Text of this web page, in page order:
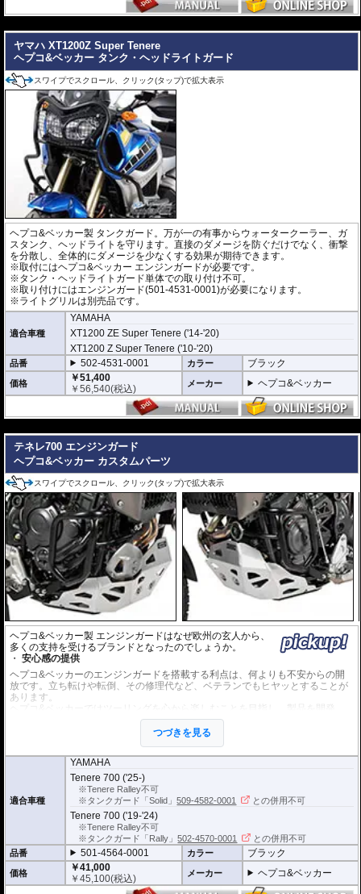
また多点支持や、パイプのつなぎ方も差し込みタイプとすることで、充分な強
これらのこだわりを元に、各所にツーリングライフの向上に貢献できるよう工
夫が施されています。
※オプションにエンジンガード/タンクガード バッグがあります。
ヤマハ XT1200Z Super Tenere
ヘプコ&ベッカー タンク・ヘッドライトガード
スワイプでスクロール、クリック(タップ)で拡大表示
ヘプコ&ベッカー製 タンクガード。万が一の有事からウォータークーラー、ガ
スタンク、ヘッドライトを守ります。直接のダメージを防ぐだけでなく、衝撃
を分散し、全体的にダメージを少なくする効果が期待できます。
※取付にはヘプコ&ベッカー エンジンガードが必要です。
※タンク・ヘッドライトガード単体での取り付け不可。
※取り付けにはエンジンガード(501-4531-0001)が必要になります。
※ライトグリルは別売品です。
適合車種
YAMAHA
XT1200 ZE Super Tenere ('14-'20)
XT1200 Z Super Tenere ('10-'20)
品番 502-4531-0001 カラー ブラック
価格
￥51,400
￥56,540(税込) メーカー ヘプコ&ベッカー
テネレ700 エンジンガード
ヘプコ&ベッカー カスタムパーツ
スワイプでスクロール、クリック(タップ)で拡大表示
ヘプコ&ベッカー製 エンジンガードはなぜ欧州の玄人から、
多くの支持を受けるブランドとなったのでしょうか。
安心感の提供
ヘプコ&ベッカーのエンジンガードを搭載する利点は、何よりも不安からの開
放です。立ち転けや転倒、その修理代など、ベテランでもヒヤッとすることが
あります。
ヘプコ&ベッカーではツーリングを心から楽しむことを目指し、製品を開発、
万が一の有事から車体を守ります。直接のダメージを防ぐだけでなく、衝撃を
多点に分散し、全体的にダメージを少なくする効果が期待できます。
地面と車体の間への足の挟み込みなども防ぐことも大事な機能です。
品質の差別化
ヘプコ&ベッカーのエンジンガードにはパイプ内部に性質の異なる特殊強化パ
イプをさらに1本追加させた2重構造を採用。
肉厚スチールの加工が施されている車両接合ポイントはトライ&エラーより導
きだされた耐衝撃性に優れた構造です。
また多点支持や、パイプのつなぎ方も差し込みタイプとすることで、充分な強
度を確保。
これらのこだわりを元に、各所にツーリングライフの向上に貢献できるよう工
つづきを見る
適合車種
YAMAHA
Tenere 700 ('25-)
※Tenere Ralley不可
※タンクガード「Solid」509-4582-0001 との併用不可
Tenere 700 ('19-'24)
※Tenere Ralley不可
※タンクガード「Rally」502-4570-0001
との併用不可
品番
501-4564-0001 カラー ブラック
価格
￥41,000
￥45,100(税込) メーカー ヘプコ&ベッカー